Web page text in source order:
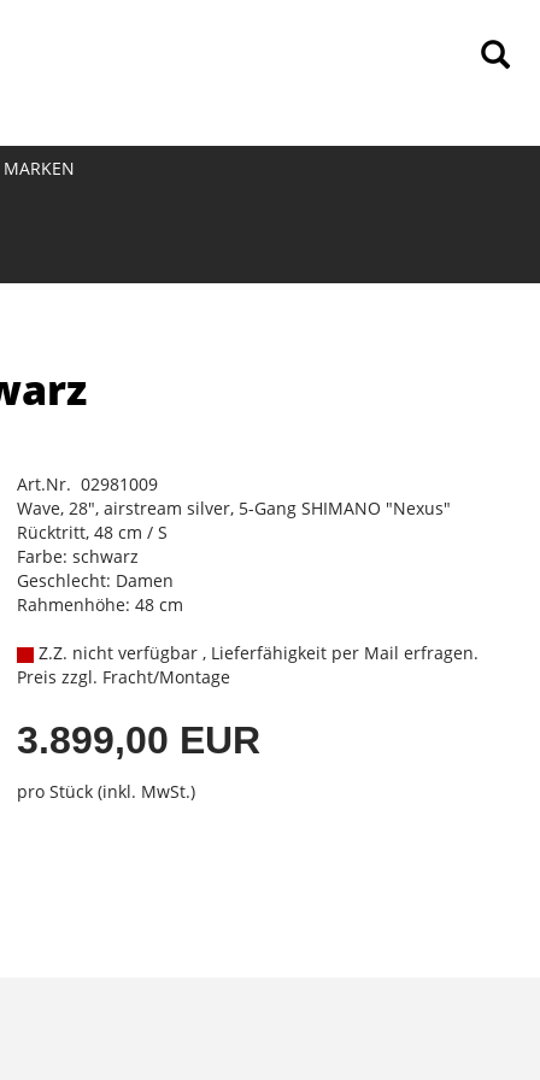
MARKEN
Art.Nr. 02981009
Wave, 28", airstream silver, 5-Gang SHIMANO "Nexus"
Rücktritt, 48 cm / S
Farbe: schwarz
Geschlecht: Damen
Rahmenhöhe: 48 cm
Z.Z. nicht verfügbar , Lieferfähigkeit per Mail erfragen.
Preis zzgl. Fracht/Montage
3.899,00 EUR
pro Stück (inkl. MwSt.)